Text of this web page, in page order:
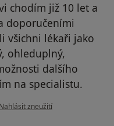
chodím již 10 let a
doporučeními
všichni lékaři jako
ohleduplný,
dalšího
na specialistu.
podle názoru uživatele Váš účet
Nahlásit zneužití